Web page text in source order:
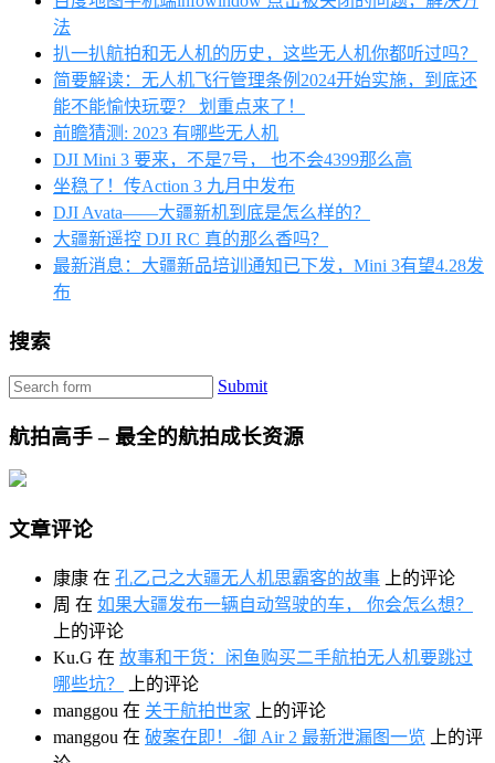
法
扒一扒航拍和无人机的历史，这些无人机你都听过吗？
简要解读：无人机飞行管理条例2024开始实施，到底还
能不能愉快玩耍？ 划重点来了！
前瞻猜测: 2023 有哪些无人机
DJI Mini 3 要来，不是7号， 也不会4399那么高
坐稳了！传Action 3 九月中发布
DJI Avata——大疆新机到底是怎么样的？
大疆新遥控 DJI RC 真的那么香吗？
最新消息：大疆新品培训通知已下发，Mini 3有望4.28发
布
搜索
Submit
航拍高手 – 最全的航拍成长资源
文章评论
康康 在 孔乙己之大疆无人机思霸客的故事 上的评论
周 在 如果大疆发布一辆自动驾驶的车， 你会怎么想？
上的评论
Ku.G 在 故事和干货：闲鱼购买二手航拍无人机要跳过
哪些坑？
上的评论
manggou 在 关于航拍世家 上的评论
manggou 在 破案在即！-御 Air 2 最新泄漏图一览 上的评